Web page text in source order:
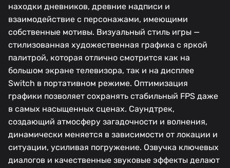
находки дневников, древние надписи и
взаимодействие с персонажами, имеющими
собственные мотивы. Визуальный стиль игры —
стилизованная художественная графика с яркой
палитрой, которая отлично смотрится как на
большом экране телевизора, так и на дисплее
Switch в портативном режиме. Оптимизация
графики позволяет сохранять стабильный FPS даже
в самых насыщенных сценах. Саундтрек,
создающий атмосферу загадочности и волнения,
динамически меняется в зависимости от локации и
ситуации, усиливая погружение. Озвучка ключевых
диалогов и качественные звуковые эффекты делают